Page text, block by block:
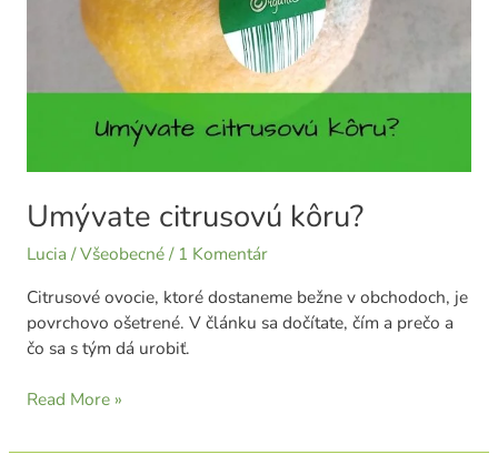
Umývate citrusovú kôru?
Lucia /Všeobecné/ 1 Komentár
Citrusové ovocie, ktoré dostaneme bežne v obchodoch, je
povrchovo ošetrené. V článku sa dočítate, čím a prečo a
čo sa s tým dá urobiť.
Read More »